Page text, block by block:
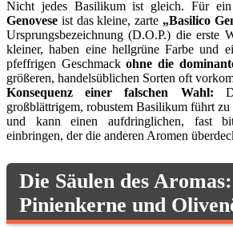
Nicht jedes Basilikum ist gleich. Für
Genovese ist das kleine, zarte „Basilico
Ursprungsbezeichnung (D.O.P.) die erste
kleiner, haben eine hellgrüne Farbe und
pfeffrigen Geschmackohne die
größeren, handelsüblichen Sorten oft
Konsequenz einer falschen Wahl:
großblättrigem, robustem Basilikum führt zu
und kann einen aufdringlichen, fast
einbringen, der die anderen Aromen
Die Säulen des
Pinienkerne und